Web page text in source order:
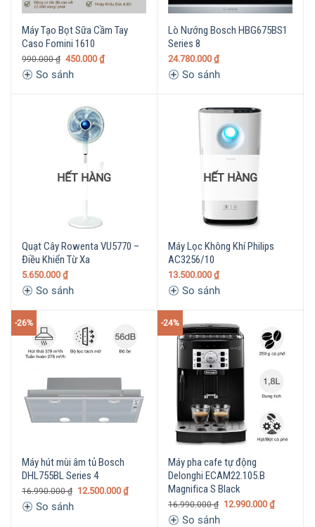
Máy Tạo Bọt Sữa Cầm Tay
Caso Fomini 1610
990.000₫ 450.000 ₫
So sánh
Lò Nướng Bosch HBG675BS1
Series 8
24.780.000 ₫
So sánh
HẾT HÀNG
Quạt Cây Rowenta VU5770 –
Điều Khiển Từ Xa
5.650.000 ₫
So sánh
HẾT HÀNG
Máy Lọc Không Khí Philips
AC3256/10
13.500.000 ₫
So sánh
-26%
Máy hút mùi âm tủ Bosch
DHL755BL Series 4
16.990.000₫ 12.500.000 ₫
So sánh
-24%
Máy pha cafe tự động
Delonghi ECAM22.105.B
Magnifica S Black
16.990.000₫ 12.990.000 ₫
So sánh